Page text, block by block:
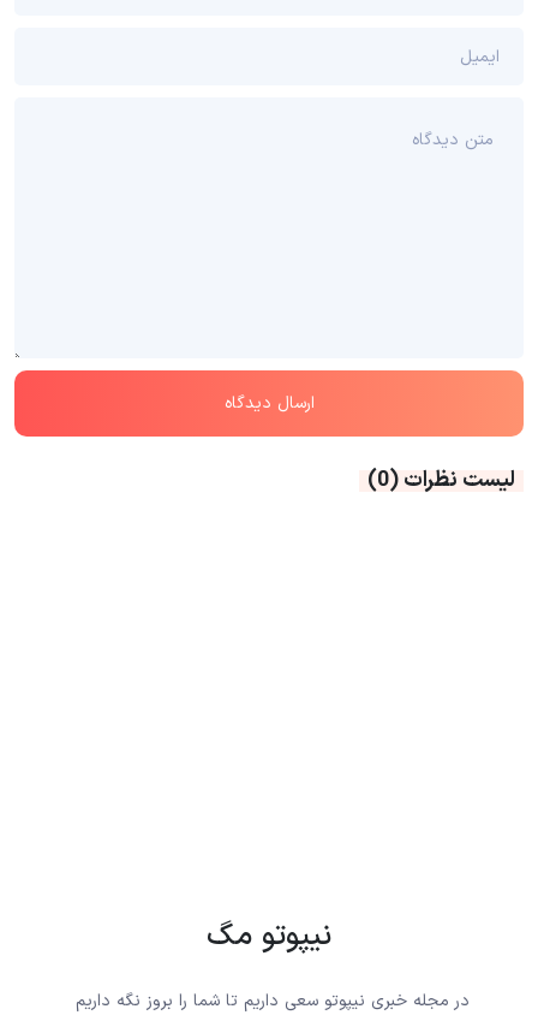
لیست نظرات(0)
نیپوتو مگ
در مجله خبری نیپوتو سعی داریم تا شما را بروز نگه داریم